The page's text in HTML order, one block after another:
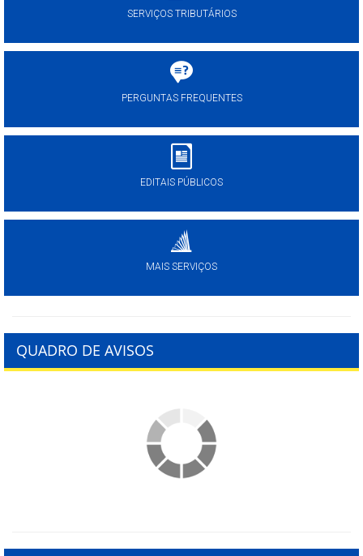
SERVIÇOS TRIBUTÁRIOS
PERGUNTAS FREQUENTES
EDITAIS PÚBLICOS
MAIS SERVIÇOS
QUADRO DE AVISOS